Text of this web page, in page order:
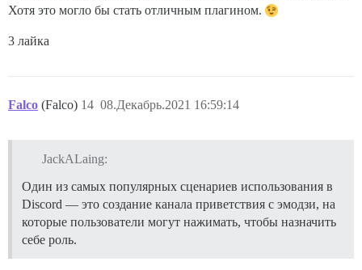
Хотя это могло бы стать отличным плагином.
3 лайка
Falco (Falco) 08.Декабрь.2021 16:59:14
14
JackALaing:
Один из самых популярных сценариев использования в
Discord — это создание канала приветствия с эмодзи, на
которые пользователи могут нажимать, чтобы назначить
себе роль.